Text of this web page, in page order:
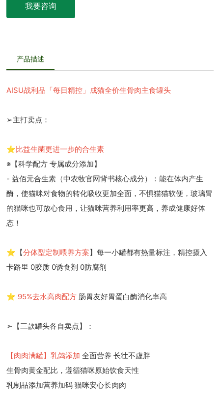
我要咨询
产品描述
AISU战利品「每日精控」成猫全价生骨肉主食罐头
➢主打卖点：
⭐比益生菌更进一步的合生素
※【科学配方 专属成分添加】
- 益佰元合生素（中农牧官网背书核心成分）：能在体内产生
酶，使猫咪对食物的转化吸收更加全面，不惧猫猫软便，玻璃胃
的猫咪也可放心食用，让猫咪营养利用率更高，养成健康好体
态！
⭐【分体型定制喂养方案】每一小罐都有热量标注，精控摄入
卡路里 0胶质 0诱食剂 0防腐剂
⭐ 95%去水高肉配方 肠胃友好胃蛋白酶消化率高
➢【三款罐头各自卖点】：
【肉肉满罐】乳鸽添加 全面营养 长壮不虚胖
生骨肉黄金配比，遵循猫咪原始饮食天性
乳制品添加营养加码 猫咪安心长肉肉